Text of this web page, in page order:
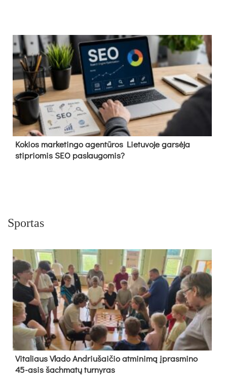
Kokios marketingo agentūros Lietuvoje garsėja
stipriomis SEO paslaugomis?
Sportas
Vi­ta­liaus Vla­do And­riu­šai­čio at­mi­ni­mą įpras­mi­no
45-asis šach­ma­tų tur­ny­ras